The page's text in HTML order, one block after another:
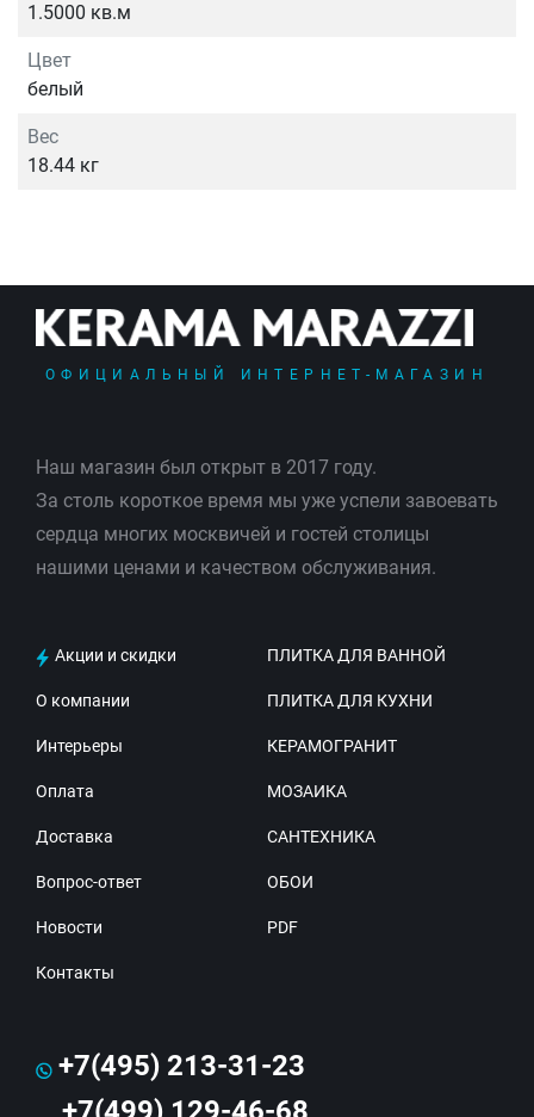
1.5000 кв.м
Цвет
белый
Вес
18.44 кг
ОФИЦИАЛЬНЫЙ ИНТЕРНЕТ-МАГАЗИН
Наш магазин был открыт в 2017 году.
За столь короткое время мы уже успели завоевать
сердца многих москвичей и гостей столицы
нашими ценами и качеством обслуживания.
Акции и скидки
О компании
Интерьеры
Оплата
Доставка
Вопрос-ответ
Новости
Контакты
ПЛИТКА ДЛЯ ВАННОЙ
ПЛИТКА ДЛЯ КУХНИ
КЕРАМОГРАНИТ
МОЗАИКА
САНТЕХНИКА
ОБОИ
PDF
+7(495) 213-31-23